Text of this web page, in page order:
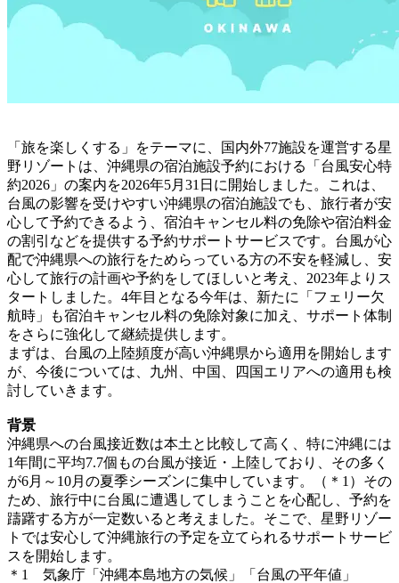
「旅を楽しくする」をテーマに、国内外77施設を運営する星
野リゾートは、沖縄県の宿泊施設予約における「台風安心特
約2026」の案内を2026年5月31日に開始しました。これは、
台風の影響を受けやすい沖縄県の宿泊施設でも、旅行者が安
心して予約できるよう、宿泊キャンセル料の免除や宿泊料金
の割引などを提供する予約サポートサービスです。台風が心
配で沖縄県への旅行をためらっている方の不安を軽減し、安
心して旅行の計画や予約をしてほしいと考え、2023年よりス
タートしました。4年目となる今年は、新たに「フェリー欠
航時」も宿泊キャンセル料の免除対象に加え、サポート体制
をさらに強化して継続提供します。
まずは、台風の上陸頻度が高い沖縄県から適用を開始します
が、今後については、九州、中国、四国エリアへの適用も検
討していきます。
背景
沖縄県への台風接近数は本土と比較して高く、特に沖縄には
1年間に平均7.7個もの台風が接近・上陸しており、その多く
が6月～10月の夏季シーズンに集中しています。（＊1）その
ため、旅行中に台風に遭遇してしまうことを心配し、予約を
躊躇する方が一定数いると考えました。そこで、星野リゾー
トでは安心して沖縄旅行の予定を立てられるサポートサービ
スを開始します。
＊1 気象庁「沖縄本島地方の気候」「台風の平年値」